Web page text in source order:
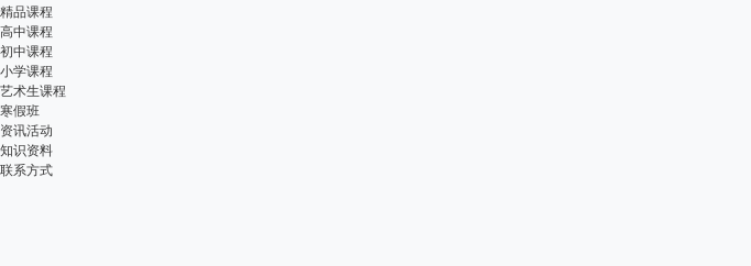
精品课程
高中课程
初中课程
小学课程
艺术生课程
寒假班
资讯活动
知识资料
联系方式